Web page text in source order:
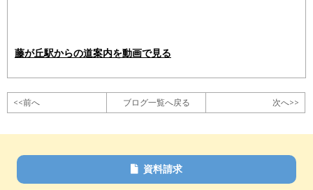
藤が丘駅からの道案内を動画で見る
<<前へ ブログ一覧へ戻る 次へ>>
資料請求